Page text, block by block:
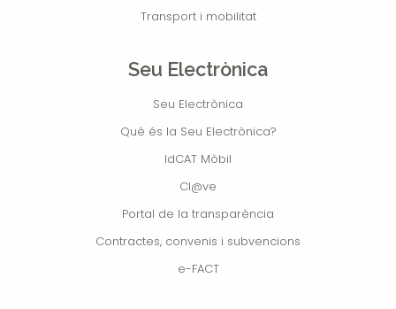
Transport i mobilitat
Seu Electrònica
Seu Electrònica
Què és la Seu Electrònica?
IdCAT Mòbil
Cl@ve
Portal de la transparència
Contractes, convenis i subvencions
e-FACT